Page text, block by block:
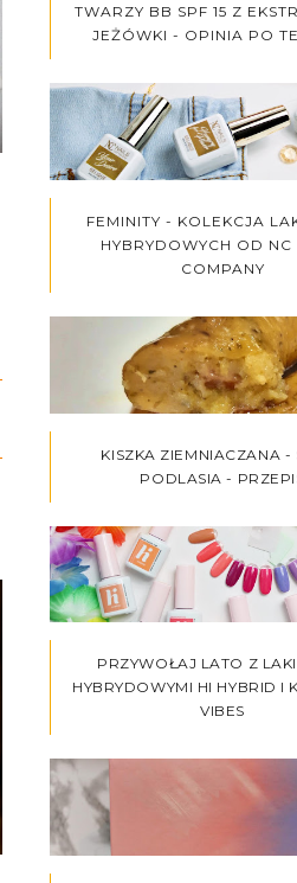
TWARZY BB SPF 15 Z
JEŻÓWKI - OPINIA PO
FEMINITY - KOLEKCJA
HYBRYDOWYCH OD NC
COMPANY
KISZKA ZIEMNIACZANA -
PODLASIA -
PRZYWOŁAJ LATO Z
HYBRYDOWYMI HI HYBRID I
VIBES